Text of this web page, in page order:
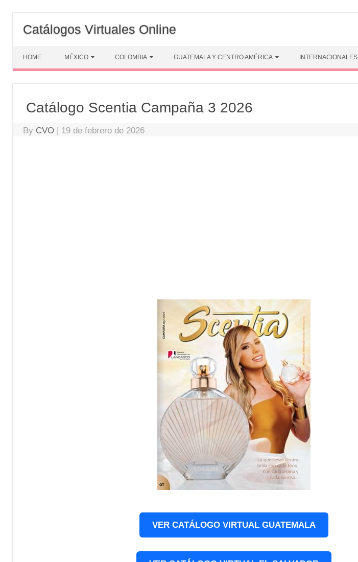
content
Catálogos Virtuales Online
HOME MÉXICO COLOMBIA GUATEMALA Y CENTRO AMÉRICA INTERNACIONALES
Catálogo Scentia Campaña 3 2026
By CVO | 19 de febrero de 2026
VER CATÁLOGO VIRTUAL GUATEMALA